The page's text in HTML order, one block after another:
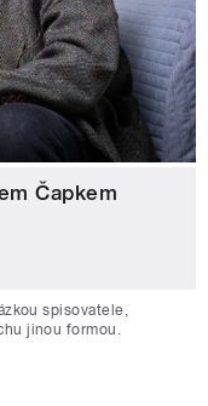
Čapkem
spisovatele,
jinou formou.